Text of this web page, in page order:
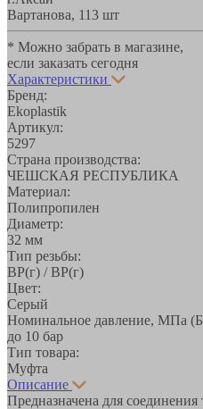
Вартанова, 113 шт
* Можно забрать в магазине,
если заказать сегодня
Характеристики
Бренд:
Ekoplastik
Артикул:
5297
Страна производства:
ЧЕШСКАЯ РЕСПУБЛИКА
Материал:
Полипропилен
Диаметр:
32 мм
Тип резьбы:
ВР(г) / ВР(г)
Цвет:
Серый
Номинальное давление, МПа
до 10 бар
Тип товара:
Муфта
Описание
Предназначена для соединения